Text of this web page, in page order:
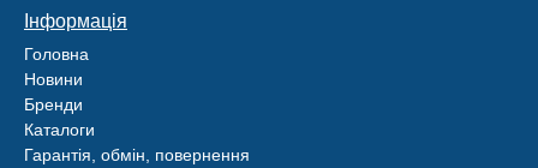
Інформація
Головна
Новини
Бренди
Каталоги
Гарантія, обмін, повернення